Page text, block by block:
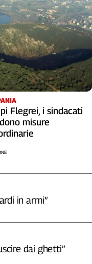
Flegrei, i sindacati
misure
in armi”
dai ghetti”